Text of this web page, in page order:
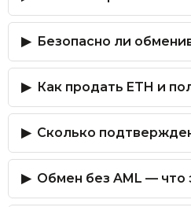
Безопасно ли
Как продать ETH и
Сколько
Обмен без AML — что